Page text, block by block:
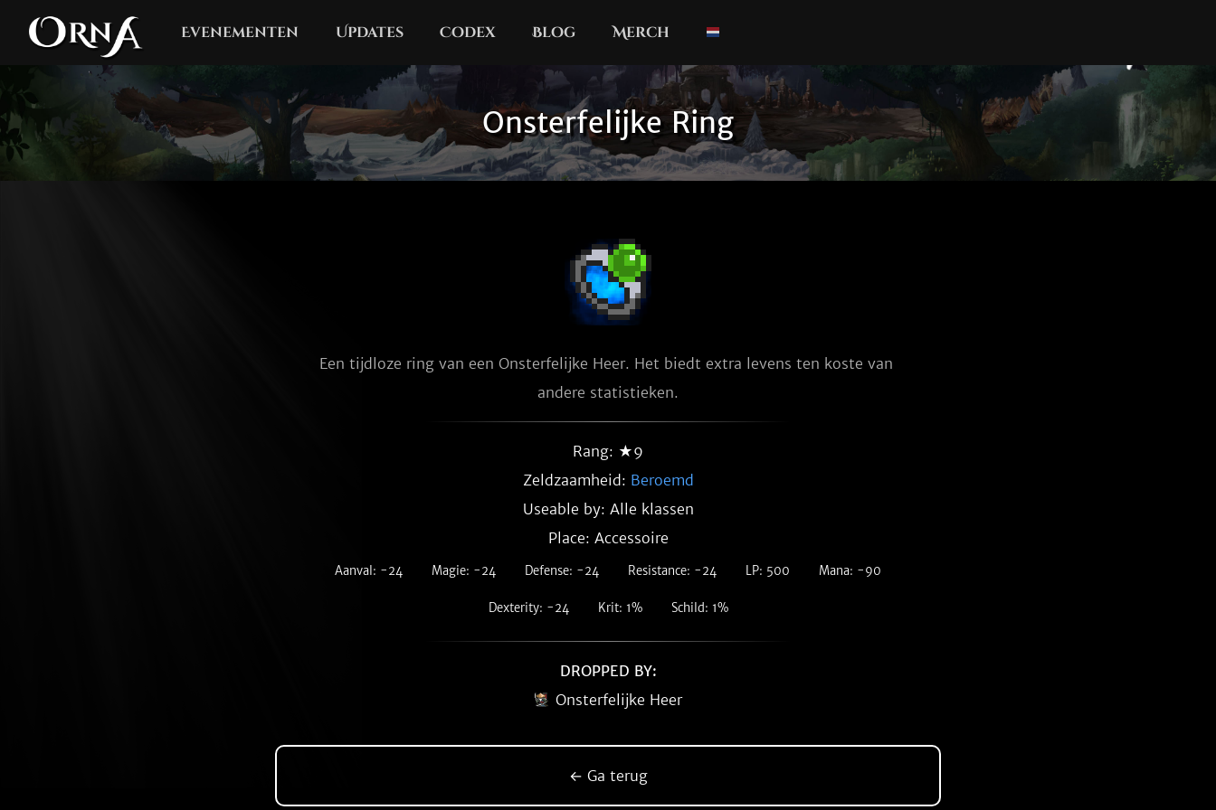
Evenementen Updates Codex Blog Merch
Onsterfelijke Ring
Een tijdloze ring van een Onsterfelijke Heer. Het biedt extra levens ten koste van
andere statistieken.
Rang: ★9
Zeldzaamheid: Beroemd
Useable by: Alle klassen
Place: Accessoire
Aanval: -24 Magie: -24 Defense: -24 Resistance: -24 LP: 500 Mana: -90
Dexterity: -24 Krit: 1% Schild: 1%
DROPPED BY:
Onsterfelijke Heer
← Ga terug